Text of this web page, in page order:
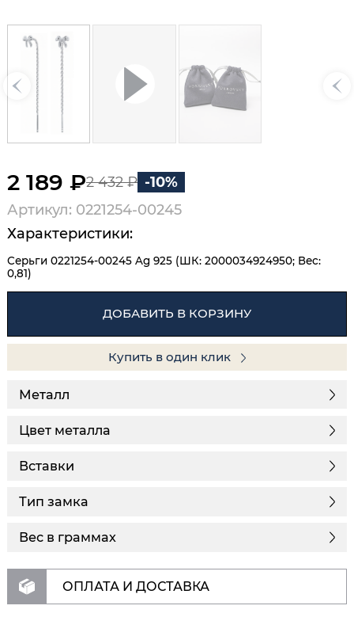
2 189 ₽2 432 ₽ -10%
Артикул: 0221254-00245
Характеристики:
Серьги 0221254-00245 Ag 925 (ШК: 2000034924950; Вес:
0,81)
ДОБАВИТЬ В КОРЗИНУ
Купить в один клик
Металл
Цвет металла
Вставки
Тип замка
Вес в граммах
ОПЛАТА И ДОСТАВКА